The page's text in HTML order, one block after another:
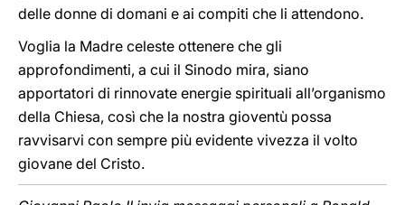
delle donne di domani e ai compiti che li attendono.
Voglia la Madre celeste ottenere che gli
approfondimenti, a cui il Sinodo mira, siano
apportatori di rinnovate energie spirituali all’organismo
della Chiesa, così che la nostra gioventù possa
ravvisarvi con sempre più evidente vivezza il volto
giovane del Cristo.